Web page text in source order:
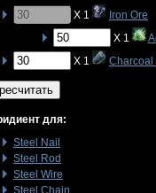
X 1
Iron Ore
X 1
X 1
Charcoal
для:
Steel Nail
Steel Rod
Steel Wire
Steel Chain